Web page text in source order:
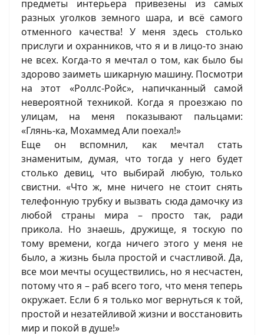
предметы интерьера привезены из самых
разных уголков земного шара, и всё самого
отменного качества! У меня здесь столько
прислуги и охранников, что я и в лицо-то знаю
не всех. Когда-то я мечтал о том, как было бы
здорово заиметь шикарную машину. Посмотри
на этот «Роллс-Ройс», напичканный самой
невероятной техникой. Когда я проезжаю по
улицам, на меня показывают пальцами:
«Глянь-ка, Мохаммед Али поехал!»
Еще он вспомнил, как мечтал стать
знаменитым, думая, что тогда у него будет
столько девиц, что выбирай любую, только
свистни. «Что ж, мне ничего не стоит снять
телефонную трубку и вызвать сюда дамочку из
любой страны мира – просто так, ради
прикола. Но знаешь, дружище, я тоскую по
тому времени, когда ничего этого у меня не
было, а жизнь была простой и счастливой. Да,
все мои мечты осуществились, но я несчастен,
потому что я – раб всего того, что меня теперь
окружает. Если б я только мог вернуться к той,
простой и незатейливой жизни и восстановить
мир и покой в душе!»